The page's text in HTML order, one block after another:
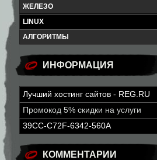
ЖЕЛЕЗО
LINUX
АЛГОРИТМЫ
ИНФОРМАЦИЯ
Лучший хостинг сайтов - REG.RU
Промокод 5% скидки на услуги
39CC-C72F-6342-560A
КОММЕНТАРИИ